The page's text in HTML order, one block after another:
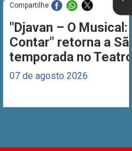
Compartilhe
"Djavan – O Musical:
Contar" retorna a
temporada no
07 de agosto 2026